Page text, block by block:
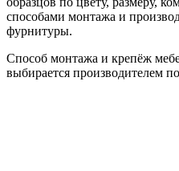
способами монтажа и
фурнитуры.
Способ монтажа и крепёж
выбирается производителем